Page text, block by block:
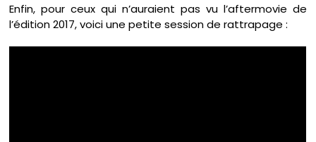
Enfin, pour ceux qui n’auraient pas vu l’aftermovie de
l’édition 2017, voici une petite session de rattrapage :